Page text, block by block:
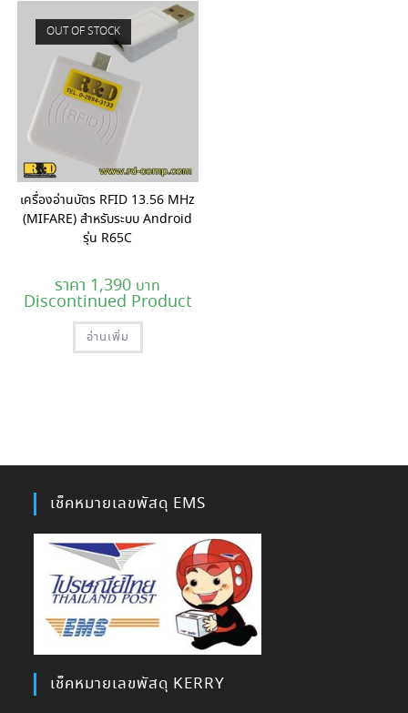
OUT OF STOCK
เครื่องอ่านบัตร RFID 13.56 MHz
(MIFARE) สำหรับระบบ Android
รุ่น R65C
1,390
Discontinued Product
อ่านเพิ่ม
เช็คหมายเลขพัสดุ EMS
เช็คหมายเลขพัสดุ KERRY